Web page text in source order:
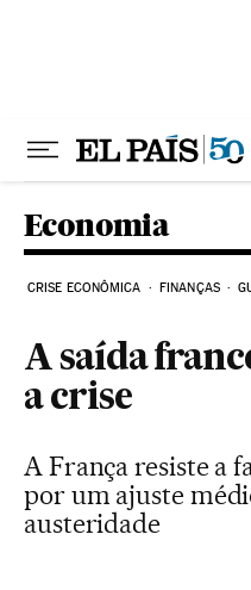
Economia
CRISE ECONÔMICA FINANÇAS
A saída
a crise
A França resiste a
por um ajuste
austeridade